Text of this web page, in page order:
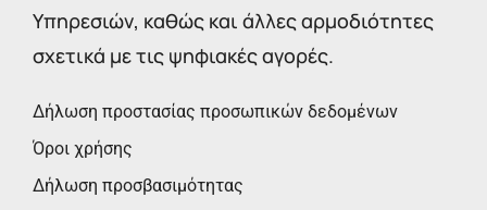
Υπηρεσιών, καθώς και άλλες αρμοδιότητες
σχετικά με τις ψηφιακές αγορές.
Δήλωση προστασίας προσωπικών δεδομένων
Όροι χρήσης
Δήλωση προσβασιμότητας